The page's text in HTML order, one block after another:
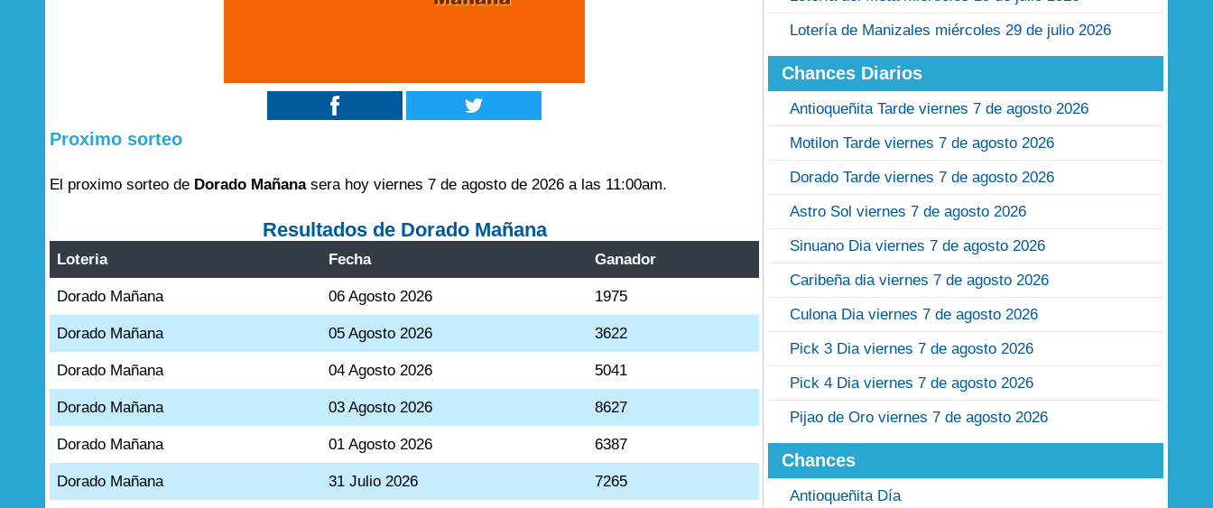
Proximo sorteo
El proximo sorteo de Dorado Mañanasera hoy viernes 7 de agosto de 2026 a las 11:00am.
Resultados de Dorado Mañana
Loteria Fecha Ganador
Dorado Mañana 06 Agosto 2026 1975
Dorado Mañana 05 Agosto 2026 3622
Dorado Mañana 04 Agosto 2026 5041
Dorado Mañana 03 Agosto 2026 8627
Dorado Mañana 01 Agosto 2026 6387
Dorado Mañana 31 Julio 2026 7265
Lotería de Manizales miércoles 29 de julio 2026
Chances Diarios
Antioqueñita Tarde viernes 7 de agosto 2026
Motilon Tarde viernes 7 de agosto 2026
Dorado Tarde viernes 7 de agosto 2026
Astro Sol viernes 7 de agosto 2026
Sinuano Dia viernes 7 de agosto 2026
Caribeña dia viernes 7 de agosto 2026
Culona Dia viernes 7 de agosto 2026
Pick 3 Dia viernes 7 de agosto 2026
Pick 4 Dia viernes 7 de agosto 2026
Pijao de Oro viernes 7 de agosto 2026
Chances
Antioqueñita Día